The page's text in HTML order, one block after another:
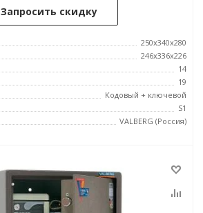
Запросить скидку
250x340x280
246х336х226
14
19
Кодовый + ключевой
S1
VALBERG (Россия)